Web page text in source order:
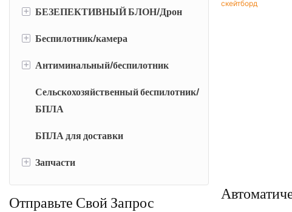
+ БЕЗЕПЕКТИВНЫЙ БЛОН/Дрон
БПЛА/Дрон с фиксированным
дрон
+ Беспилотник/камера
EO/IR Camera
EO/IR/LRF камера
+ Антиминальный/беспилотник
Беспилотник
Джаммерная система
Сельскохозяйственный беспилотник/
БПЛА
БПЛА для доставки
+ Запчасти
Двигатель
Отправьте Свой Запрос